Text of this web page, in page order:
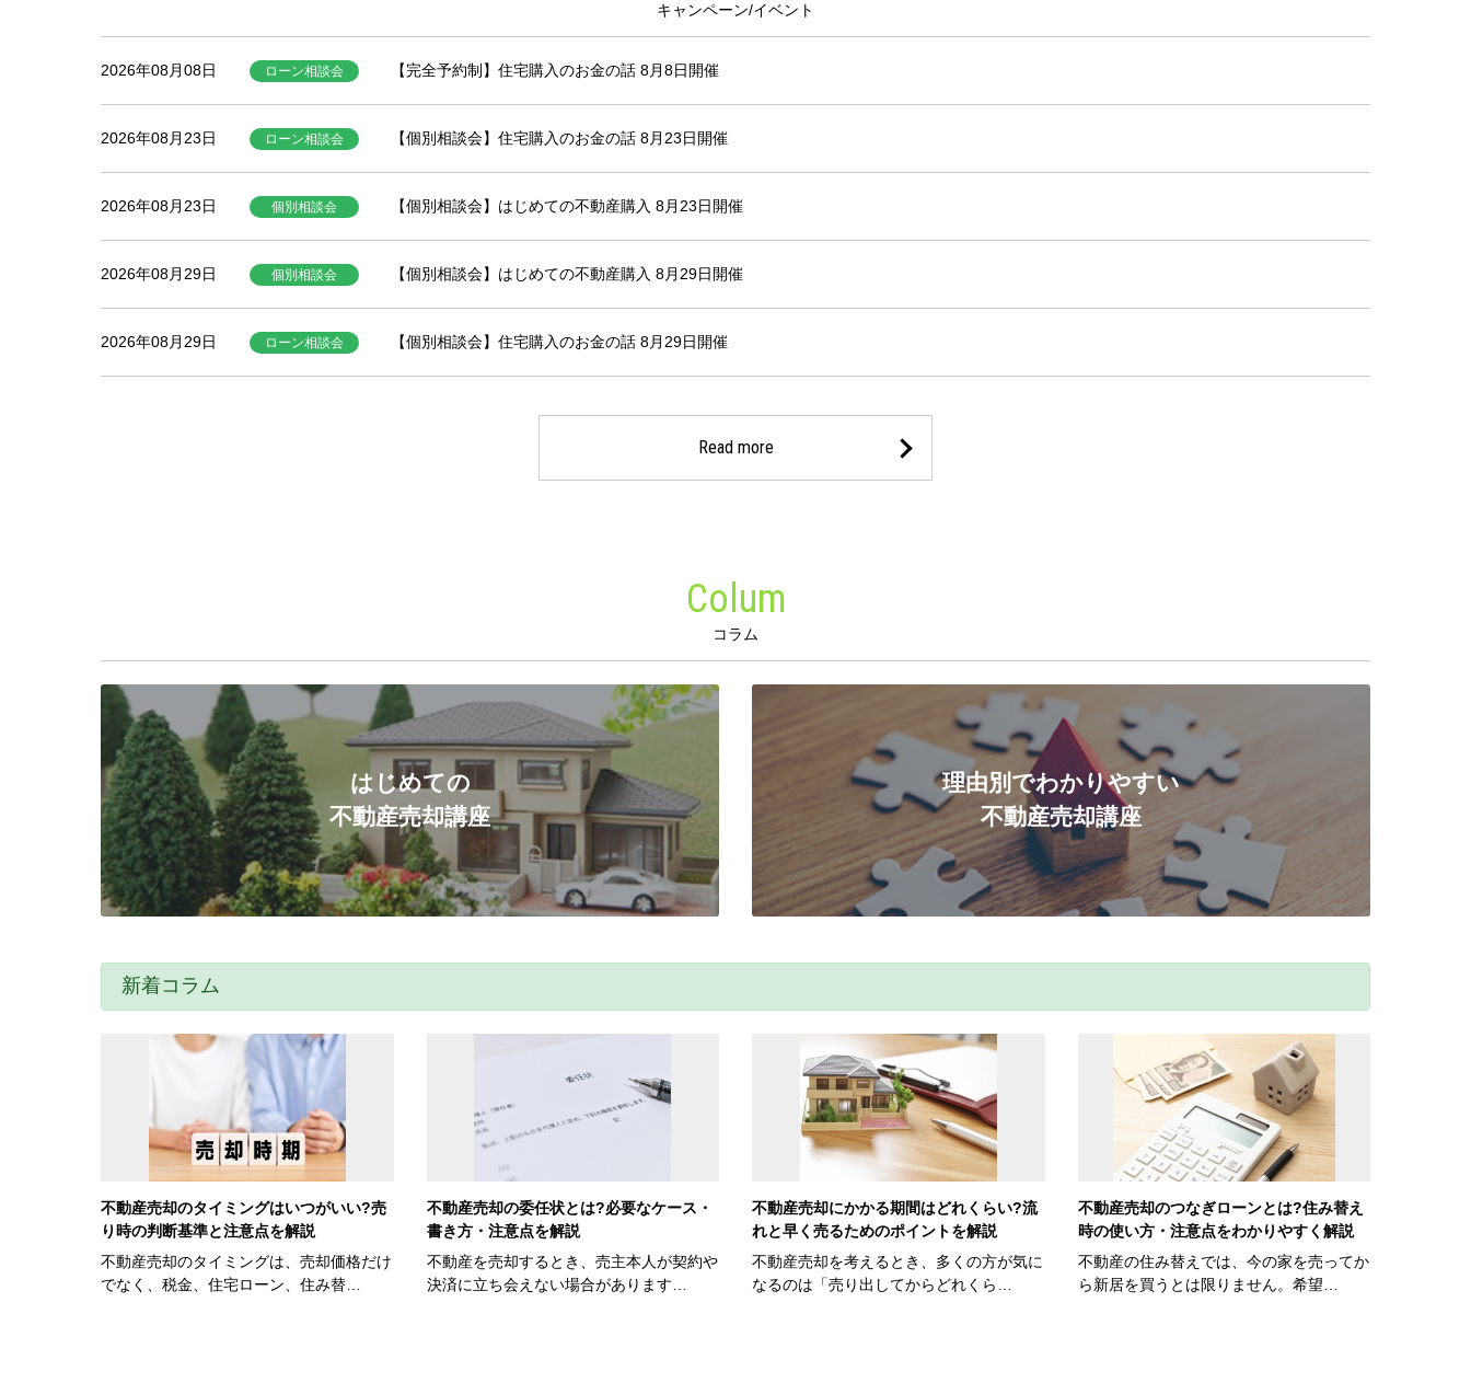
キャンペーン/イベント
2026年08月08日 ローン相談会 【完全予約制】住宅購入のお金の話 8月8日開催
2026年08月23日 ローン相談会 【個別相談会】住宅購入のお金の話 8月23日開催
2026年08月23日 個別相談会 【個別相談会】はじめての不動産購入 8月23日開催
2026年08月29日 個別相談会 【個別相談会】はじめての不動産購入 8月29日開催
2026年08月29日 ローン相談会 【個別相談会】住宅購入のお金の話 8月29日開催
Read more
Colum
コラム
はじめての
不動産売却講座
理由別でわかりやすい
不動産売却講座
新着コラム
不動産売却のタイミングはいつがいい?売
り時の判断基準と注意点を解説
不動産売却のタイミングは、売却価格だけ
でなく、税金、住宅ローン、住み替…
不動産売却の委任状とは?必要なケース・
書き方・注意点を解説
不動産を売却するとき、売主本人が契約や
決済に立ち会えない場合があります…
不動産売却にかかる期間はどれくらい?流
れと早く売るためのポイントを解説
不動産売却を考えるとき、多くの方が気に
なるのは「売り出してからどれくら…
不動産売却のつなぎローンとは?住み替え
時の使い方・注意点をわかりやすく解説
不動産の住み替えでは、今の家を売ってか
ら新居を買うとは限りません。希望…